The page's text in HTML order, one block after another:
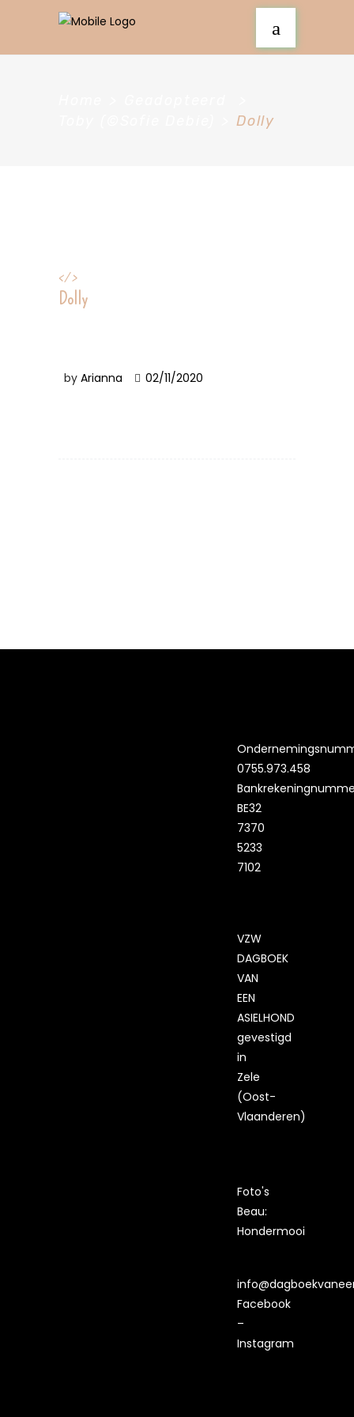
Dolly
</>
Dolly
by Arianna 02/11/2020
0755.973.458
BE32
7370
5233
7102
VZW
DAGBOEK
VAN
EEN
ASIELHOND
gevestigd
in
Zele
(Oost-
Vlaanderen)
Foto's
Beau:
Hondermooi
Facebook
–
Instagram